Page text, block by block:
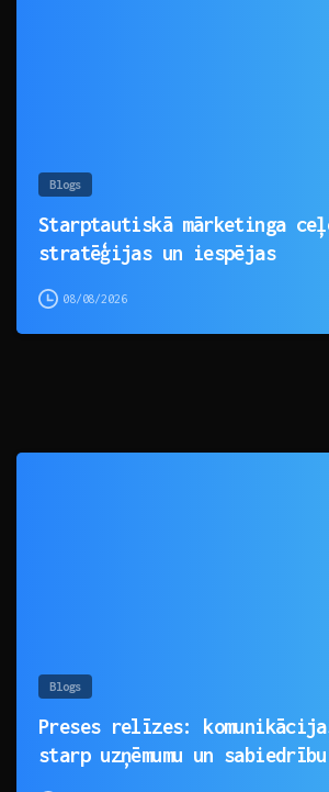
Blogs
Starptautiskā mārketinga
stratēģijas un iespējas
08/08/2026
Blogs
Preses relīzes:
starp uzņēmumu un sabiedrību